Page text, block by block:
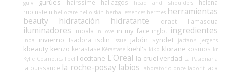
guiv gurúes hairssime hallazgos head and shoulders
helena
rubinstein heliocare hello skin herbal essences hermes herramientas
beauty
hidratación hidratante idraet illamasqua
iluminadores impala in love in my face inglot ingredientes
Inoa invierno Isadora isdin issue jabón syndet jactan's jergens
kbeauty kenzo kerastase Kérastase kiehl's kiko klorane kosmos kr
Kylie Cosmetics l'bel l'occitane L'Oreal la cruel verdad La Pasionaria
la puissance la roche-posay labios laboratorio once laborit laca